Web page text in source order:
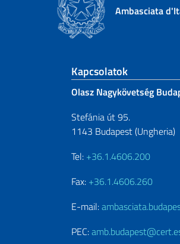
Ambasciata
Sezione
Kapcsolatok
Olasz Nagykövetség
Stefánia út 95.
1143 Budapest (Ungheria)
Tel: +36.1.4606.200
Fax: +36.1.4606.260
E-mail:
PEC: